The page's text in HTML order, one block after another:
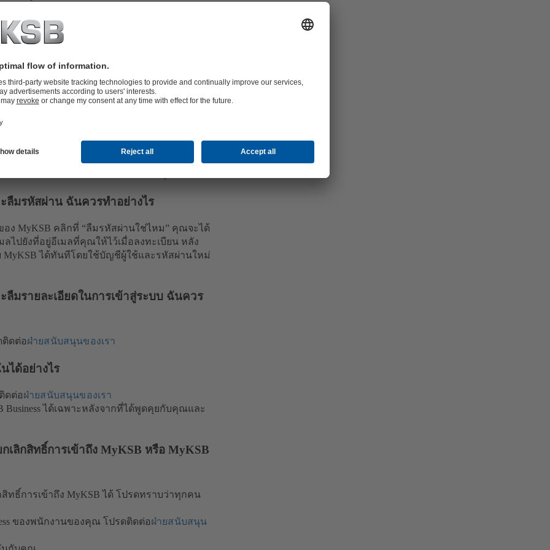
เกี่ยวกับผลิตภัณฑ์ของเคเอสบีแก่ทุกคน เมื่อลง
มที่เป็นประโยชน์ที่จะช่วยให้คุณค้นหาข้อมูลได้
สนุนของเรายินดีให้ความช่วยเหลือแก่คุณ
ตุผลด้านความปลอดภัยหากคุณไม่ได้ใช้งานนาน
ลืมรหัสผ่าน ฉันควรทำอย่างไร
ง MyKSB คลิกที่ “ลืมรหัสผ่านใช่ไหม” คุณจะได้
ไปยังที่อยู่อีเมลที่คุณให้ไว้เมื่อลงทะเบียน หลัง
ได้ทันทีโดยใช้บัญชีผู้ใช้และรหัสผ่านใหม่
ลืมรายละเอียดในการเข้าสู่ระบบ ฉันควร
ติดต่อฝ่ายสนับสนุนของเรา
ได้อย่างไร
ดต่อฝ่ายสนับสนุนของเรา
Business ได้เฉพาะหลังจากที่ได้พูดคุยกับคุณและ
ลิกสิทธิ์การเข้าถึง MyKSB หรือ MyKSB
ทธิ์การเข้าถึง MyKSB ได้ โปรดทราบว่าทุกคน
ของพนักงานของคุณ โปรดติดต่อฝ่ายสนับสนุน